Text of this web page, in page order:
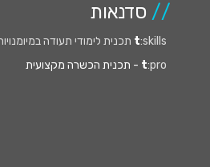
// סדנאות
t:skills תכנית לימודי תעודה במיומנויות יסוד ליזמות
t:pro - תכנית הכשרה מקצועית